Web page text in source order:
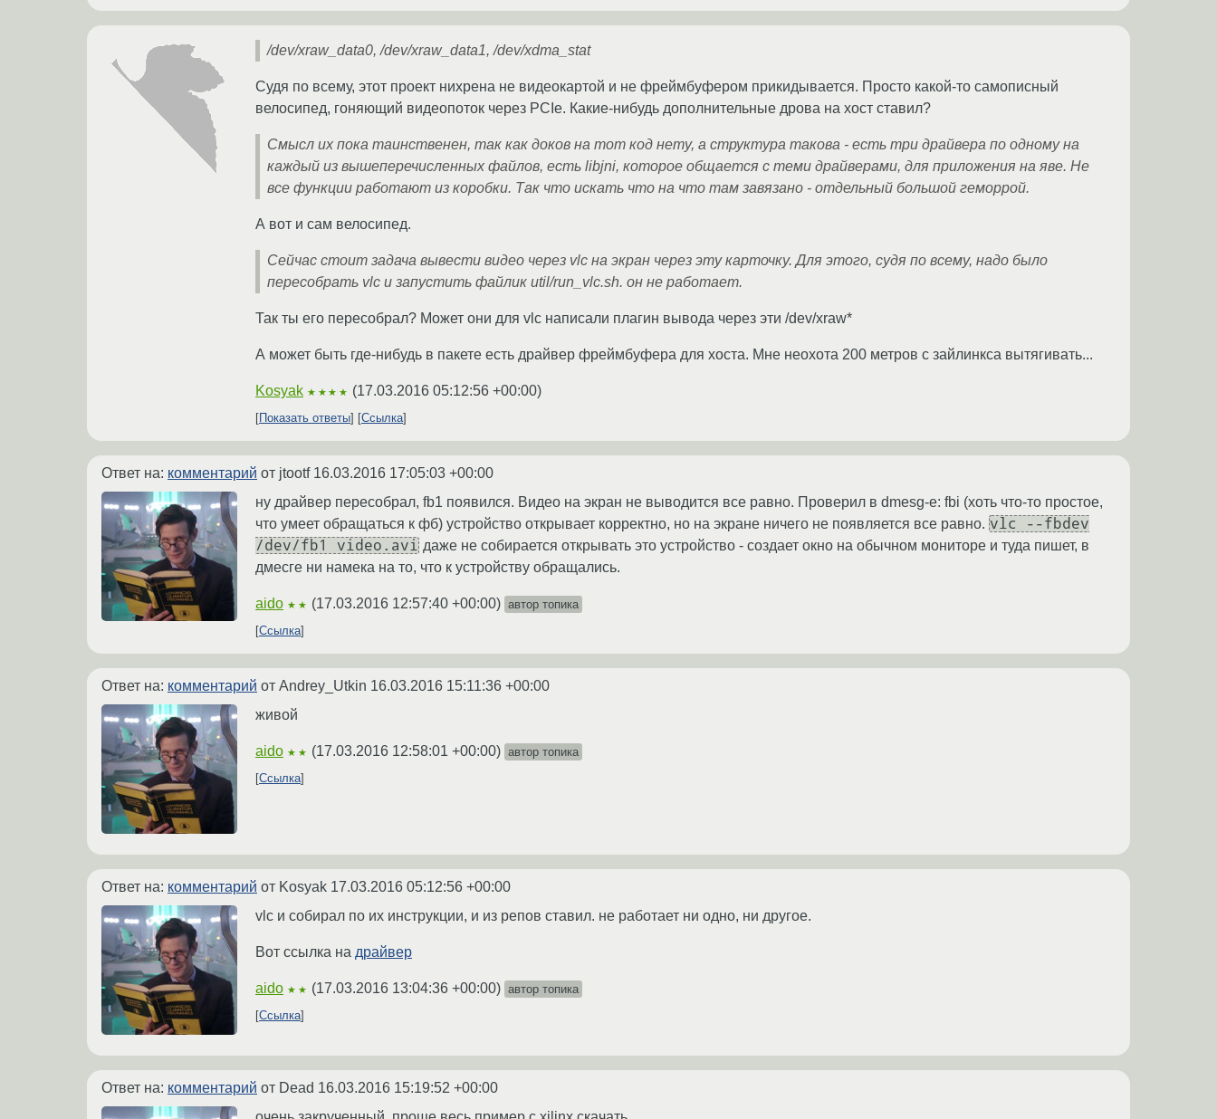
/dev/xraw_data0, /dev/xraw_data1, /dev/xdma_stat
Судя по всему, этот проект нихрена не видеокартой и не фреймбуфером прикидывается. Просто какой-то самописный
велосипед, гоняющий видеопоток через PCIe. Какие-нибудь дополнительные дрова на хост ставил?
Смысл их пока таинственен, так как доков на тот код нету, а структура такова - есть три драйвера по одному на
каждый из вышеперечисленных файлов, есть libjni, которое общается с теми драйверами, для приложения на яве. Не
все функции работают из коробки. Так что искать что на что там завязано - отдельный большой геморрой.
А вот и сам велосипед.
Сейчас стоит задача вывести видео через vlc на экран через эту карточку. Для этого, судя по всему, надо было
пересобрать vlc и запустить файлик util/run_vlc.sh. он не работает.
Так ты его пересобрал? Может они для vlc написали плагин вывода через эти /dev/xraw*
А может быть где-нибудь в пакете есть драйвер фреймбуфера для хоста. Мне неохота 200 метров с зайлинкса вытягивать...
Kosyak ★★★★ (17.03.2016 05:12:56 +00:00)
Показать ответы Ссылка
Ответ на: комментарий от jtootf 16.03.2016 17:05:03 +00:00
ну драйвер пересобрал, fb1 появился. Видео на экран не выводится все равно. Проверил в dmesg-e: fbi (хоть что-то простое,
что умеет обращаться к фб) устройство открывает корректно, но на экране ничего не появляется все равно. vlc --fbdev
/dev/fb1 video.avi даже не собирается открывать это устройство - создает окно на обычном мониторе и туда пишет, в
дмесге ни намека на то, что к устройству обращались.
aido ★★ (17.03.2016 12:57:40 +00:00) автор топика
Ссылка
Ответ на: комментарий от Andrey_Utkin 16.03.2016 15:11:36 +00:00
живой
aido ★★ (17.03.2016 12:58:01 +00:00) автор топика
Ссылка
Ответ на: комментарий от Kosyak 17.03.2016 05:12:56 +00:00
vlc и собирал по их инструкции, и из репов ставил. не работает ни одно, ни другое.
Вот ссылка на драйвер
aido ★★ (17.03.2016 13:04:36 +00:00) автор топика
Ссылка
Ответ на: комментарий от Dead 16.03.2016 15:19:52 +00:00